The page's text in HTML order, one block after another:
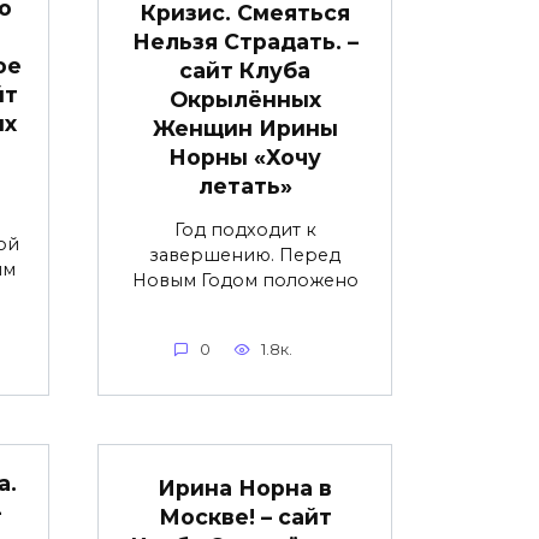
Кризис. Смеяться
Нельзя Страдать. –
сайт Клуба
Окрылённых
Женщин Ирины
Норны «Хочу
летать»
Год подходит к
завершению. Перед
Новым Годом положено
0 1.8к.
Ирина Норна в
Москве! – сайт